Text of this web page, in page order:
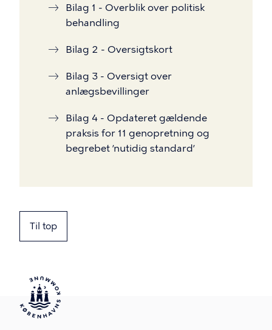
Bilag 1 - Overblik over politisk
behandling
Bilag 2 - Oversigtskort
Bilag 3 - Oversigt over
anlægsbevillinger
Bilag 4 - Opdateret gældende
praksis for 11 genopretning og
begrebet ’nutidig standard’
Til top